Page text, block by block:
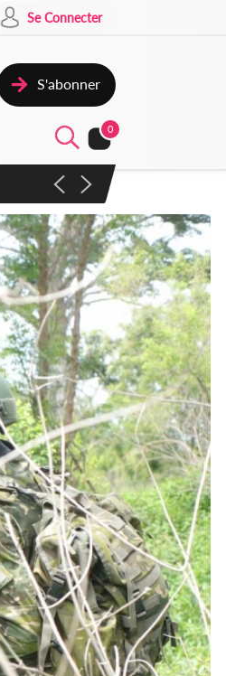
Se Connecter
S'abonner
0